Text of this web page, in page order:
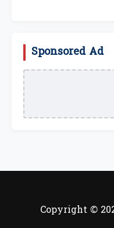
Sponsored Ad
Copyright ©